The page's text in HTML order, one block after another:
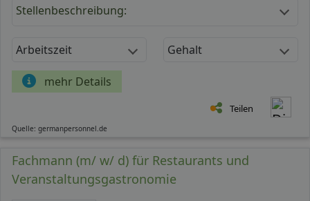
Stellenbeschreibung:
Arbeitszeit Gehalt
mehr Details
Teilen
Quelle: germanpersonnel.de
Fachmann (m/ w/ d) für Restaurants und
Veranstaltungsgastronomie